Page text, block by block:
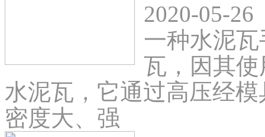
2020-05-26
一种水泥
瓦，因其
水泥瓦，它通过高压经
密度大、强